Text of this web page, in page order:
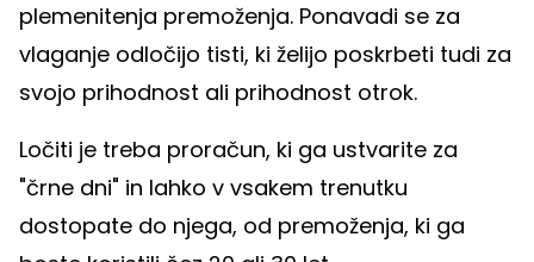
plemenitenja premoženja. Ponavadi se za
vlaganje odločijo tisti, ki želijo poskrbeti tudi za
svojo prihodnost ali prihodnost otrok.
Ločiti je treba proračun, ki ga ustvarite za
"črne dni" in lahko v vsakem trenutku
dostopate do njega, od premoženja, ki ga